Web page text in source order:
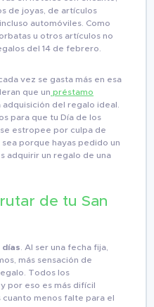
de joyas, de artículos
automóviles. Como
u otros artículos no
del 14 de febrero.
vez se gasta más en esa
que un préstamo
del regalo ideal.
para que tu Día de los
estropee por culpa de
porque hayas pedido un
adquirir un regalo de una
de tu San
días . Al ser una fecha fija,
más sensación de
Todos los
por eso es más difícil
menos falte para el